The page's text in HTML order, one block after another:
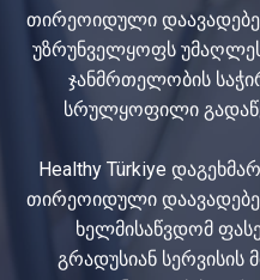
n
თირეოიდული
უზრუნველყოფს
ჯანმრთელობის
სრულყოფილი
Healthy Türkiye
თირეოიდული
ხელმისაწვდომ
გრადუსიან სერვისის